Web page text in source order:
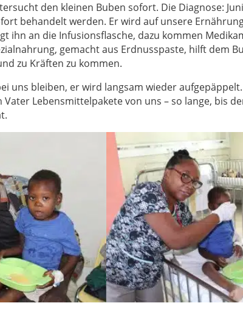
den kleinen Buben sofort. Die Diagnose:
behandelt werden. Er wird auf unsere
ihn an die Infusionsflasche, dazu kommen
gemacht aus Erdnusspaste, hilft dem
zu Kräften zu kommen.
uns bleiben, er wird langsam wieder
Lebensmittelpakete von uns – so lange, bis